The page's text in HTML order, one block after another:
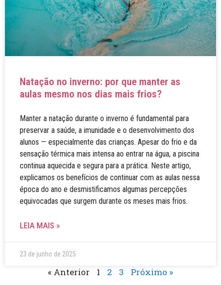
Natação no inverno: por que manter as
aulas mesmo nos dias mais frios?
Manter a natação durante o inverno é fundamental para
preservar a saúde, a imunidade e o desenvolvimento dos
alunos — especialmente das crianças. Apesar do frio e da
sensação térmica mais intensa ao entrar na água, a piscina
continua aquecida e segura para a prática. Neste artigo,
explicamos os benefícios de continuar com as aulas nessa
época do ano e desmistificamos algumas percepções
equivocadas que surgem durante os meses mais frios.
LEIA MAIS »
23 de junho de 2025
« Anterior 1 2 3 Próximo »